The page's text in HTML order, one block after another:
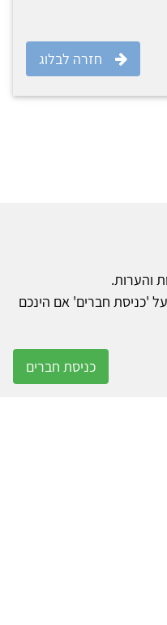
חזרה לבלוג
והערות.
'כניסת חברים' אם הינכם
כניסת חברים